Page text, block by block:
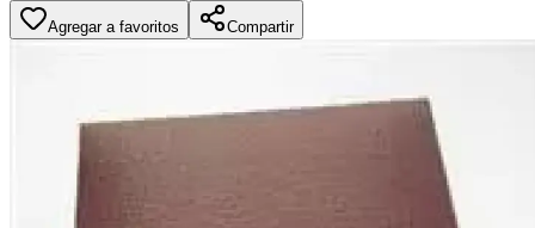
Agregar a favoritos Compartir